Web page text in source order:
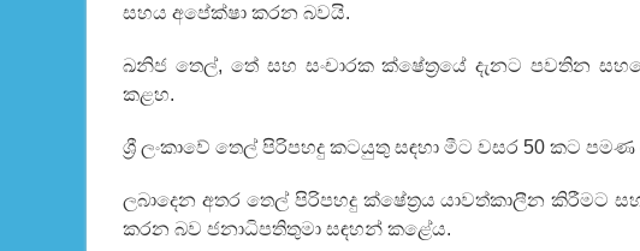
සහය අපේක්ෂා කරන බවයි.
ඛනිජ තෙල්, තේ සහ සංචාරක ක්ෂේත්‍රයේ දැනට පවතින
කළහ.
ශ්‍රී ලංකාවේ තෙල් පිරිපහදු කටයුතු සඳහා මීට වසර 50 කට
ලබාදෙන අතර තෙල් පිරිපහදු ක්ෂේත්‍රය යාවත්කාලීන කිරීමට
කරන බව ජනාධිපතිතුමා සඳහන් කළේය.